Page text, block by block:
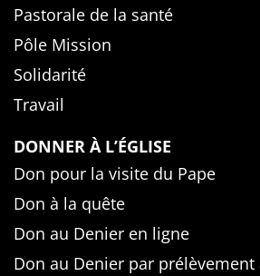
Pastorale de la santé
Pôle Mission
Solidarité
Travail
DONNER À L’ÉGLISE
Don pour la visite du Pape
Don à la quête
Don au Denier en ligne
Don au Denier par